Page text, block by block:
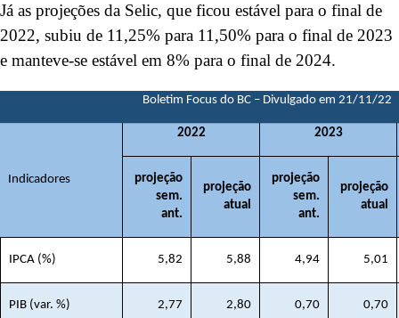
Já as projeções da Selic, que ficou estável para o final de
2022, subiu de 11,25% para 11,50% para o final de 2023
e manteve-se estável em 8% para o final de 2024.
Boletim Focus do BC – Divulgado em 21/11/22
Indicadores
2022 2023
projeção
sem.
ant.
projeção
atual
projeção
sem.
ant.
projeção
atual
IPCA (%) 5,82 5,88 4,94 5,01
PIB (var. %) 2,77 2,80 0,70 0,70